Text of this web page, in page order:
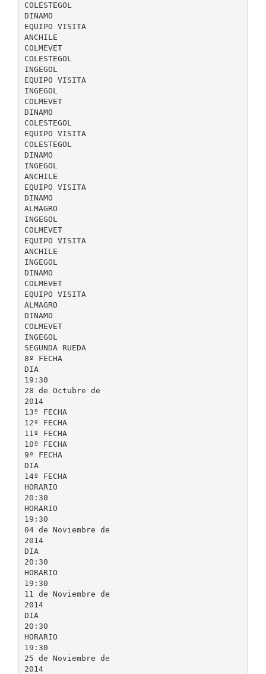
COLESTEGOL
DINAMO
EQUIPO VISITA
ANCHILE
COLMEVET
COLESTEGOL
INGEGOL
EQUIPO VISITA
INGEGOL
COLMEVET
DINAMO
COLESTEGOL
EQUIPO VISITA
COLESTEGOL
DINAMO
INGEGOL
ANCHILE
EQUIPO VISITA
DINAMO
ALMAGRO
INGEGOL
COLMEVET
EQUIPO VISITA
ANCHILE
INGEGOL
DINAMO
COLMEVET
EQUIPO VISITA
ALMAGRO
DINAMO
COLMEVET
INGEGOL
SEGUNDA RUEDA
8º FECHA
DIA
19:30
28 de Octubre de
2014
13º FECHA
12º FECHA
11º FECHA
10º FECHA
9º FECHA
DIA
14º FECHA
HORARIO
20:30
HORARIO
19:30
04 de Noviembre de
2014
DIA
20:30
HORARIO
19:30
11 de Noviembre de
2014
DIA
20:30
HORARIO
19:30
25 de Noviembre de
2014